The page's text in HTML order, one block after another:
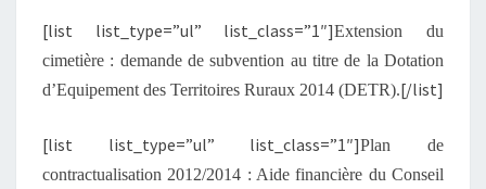
[list list_type=”ul” list_class=”1″]Extension du
cimetière : demande de subvention au titre de la Dotation
d’Equipement des Territoires Ruraux 2014 (DETR).[/list]
[list list_type=”ul” list_class=”1″]Plan de
contractualisation 2012/2014 : Aide financière du Conseil